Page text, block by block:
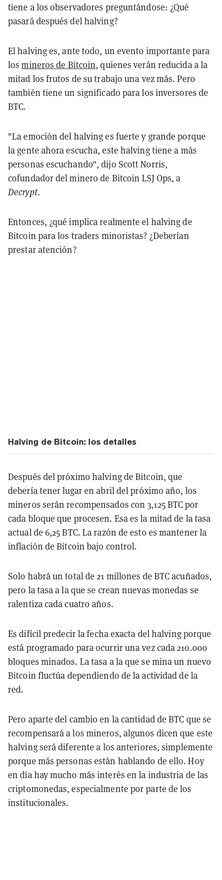
tiene a los observadores preguntándose: ¿Qué
pasará después del halving?
El halving es, ante todo, un evento importante para
losmineros de Bitcoin, quienes verán reducida a la
mitad los frutos de su trabajo una vez más. Pero
también tiene un significado para los inversores de
BTC.
"La emoción del halving es fuerte y grande porque
la gente ahora escucha, este halving tiene a más
personas escuchando", dijo Scott Norris,
cofundador del minero de Bitcoin LSJ Ops, a
Decrypt.
Entonces, ¿qué implica realmente el halving de
Bitcoin para los traders minoristas? ¿Deberían
prestar atención?
Halving de Bitcoin: los detalles
Después del próximo halving de Bitcoin, que
debería tener lugar en abril del próximo año, los
mineros serán recompensados con 3,125 BTC por
cada bloque que procesen. Esa es la mitad de la tasa
actual de 6,25 BTC. La razón de esto es mantener la
inflación de Bitcoin bajo control.
Solo habrá un total de 21 millones de BTC acuñados,
pero la tasa a la que se crean nuevas monedas se
ralentiza cada cuatro años.
Es difícil predecir la fecha exacta del halving porque
está programado para ocurrir una vez cada 210.000
bloques minados. La tasa a la que se mina un nuevo
Bitcoin fluctúa dependiendo de la actividad de la
red.
Pero aparte del cambio en la cantidad de BTC que se
recompensará a los mineros, algunos dicen que este
halving será diferente a los anteriores, simplemente
porque más personas están hablando de ello. Hoy
en día hay mucho más interés en la industria de las
criptomonedas, especialmente por parte de los
institucionales.